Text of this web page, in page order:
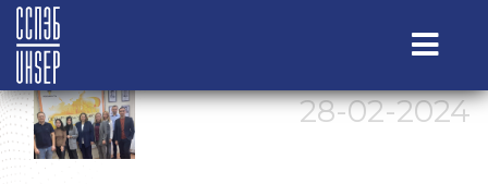
28-02-2024